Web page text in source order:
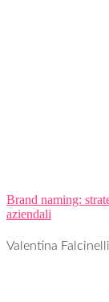
Brand naming:
aziendali
Valentina Falcinelli